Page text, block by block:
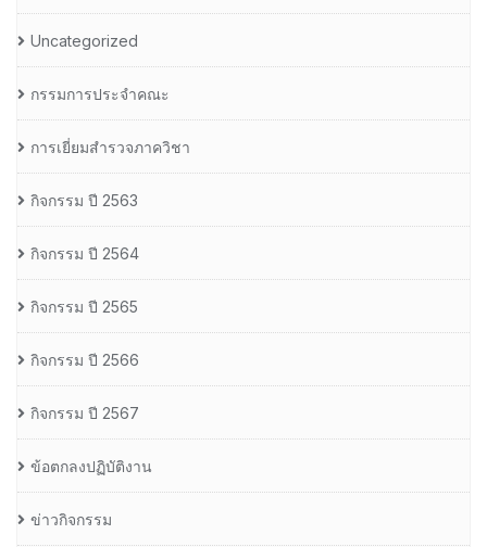
Uncategorized
กรรมการประจำคณะ
การเยี่ยมสำรวจภาควิชา
กิจกรรม ปี 2563
กิจกรรม ปี 2564
กิจกรรม ปี 2565
กิจกรรม ปี 2566
กิจกรรม ปี 2567
ข้อตกลงปฏิบัติงาน
ข่าวกิจกรรม